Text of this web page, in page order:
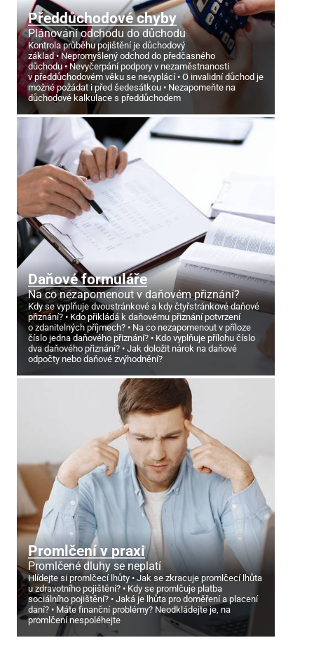
Předdůchodové chyby
Plánování odchodu do důchodu
Kontrola průběhu pojištění je důchodový
základ
Nepromyšlený odchod do předčasného
důchodu
Nevyčerpání podpory v nezaměstnanosti
v předdůchodovém věku se nevyplácí
O invalidní důchod je
možné požádat i před šedesátkou
Nezapomeňte na
důchodové kalkulace s předdůchodem
Daňové formuláře
Na co nezapomenout v daňovém přiznání?
Kdy se vyplňuje dvoustránkové a kdy čtyřstránkové daňové
přiznání?
Kdo přikládá k daňovému přiznání potvrzení
o zdanitelných příjmech?
Na co nezapomenout v příloze
číslo jedna daňového přiznání?
Kdo vyplňuje přílohu číslo
dva daňového přiznání?
Jak doložit nárok na daňové
odpočty nebo daňové zvýhodnění?
Promlčení v praxi
Promlčené dluhy se neplatí
Hlídejte si promlčecí lhůty
Jak se zkracuje promlčecí lhůta
u zdravotního pojištění?
Kdy se promlčuje platba
sociálního pojištění?
Jaká je lhůta pro doměření a placení
daní?
Máte finanční problémy? Neodkládejte je, na
promlčení nespoléhejte